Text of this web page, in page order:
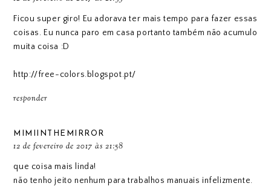
Ficou super giro! Eu adorava ter mais tempo para fazer essas
coisas. Eu nunca paro em casa portanto também não acumulo
muita coisa :D
http://free-colors.blogspot.pt/
responder
MIMIINTHEMIRROR
12 de fevereiro de 2017 às 21:58
que coisa mais linda!
não tenho jeito nenhum para trabalhos manuais infelizmente.